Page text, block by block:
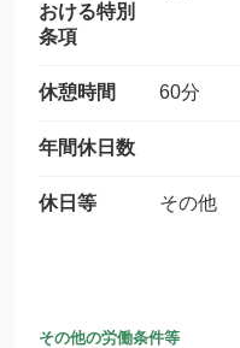
おける特別
条項
休憩時間 60分
年間休日数
休日等 その他
その他の労働条件等